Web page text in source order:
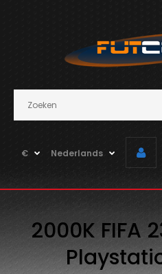
€ Nederlands
2000K FIFA